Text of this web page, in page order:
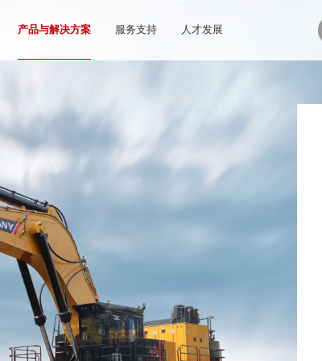
产品与解决方案 服务支持 人才发展